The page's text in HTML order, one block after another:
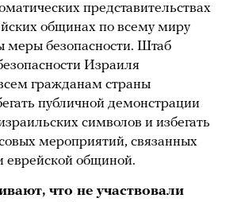
представительствах
общинах по всему миру
безопасности. Штаб
Израиля
гражданам страны
публичной демонстрации
символов и избегать
мероприятий, связанных
еврейской общиной.
что не участвовали